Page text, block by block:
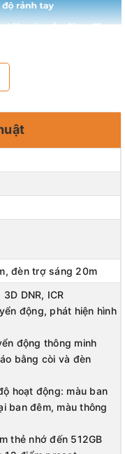
H8C Pro 2K, cung cấp
3 megapixel đảm
đêm. Nhờ tính năng
camera Wifi H8c Pro
bộ hoạt động của một
quanh nhà của bạn, và
nếu có sự xâm nhập
trong mọi góc
đèn trợ sáng 20m
DNR, ICR
động, phát hiện hình
động thông minh
bằng còi và đèn
hoạt động: màu ban
ban đêm, màu thông
thẻ nhớ đến 512GB